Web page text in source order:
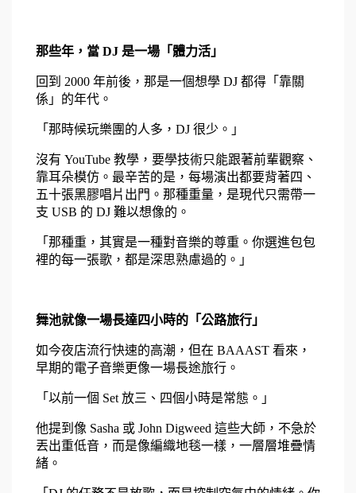
那些年，當 DJ 是一場「體力活」
回到 2000 年前後，那是一個想學 DJ 都得「靠關
係」的年代。
「那時候玩樂團的人多，DJ 很少。」
沒有 YouTube 教學，要學技術只能跟著前輩觀察、
靠耳朵模仿。最辛苦的是，每場演出都要背著四、
五十張黑膠唱片出門。那種重量，是現代只需帶一
支 USB 的 DJ 難以想像的。
「那種重，其實是一種對音樂的尊重。你選進包包
裡的每一張歌，都是深思熟慮過的。」
舞池就像一場長達四小時的「公路旅行」
如今夜店流行快速的高潮，但在 BAAAST 看來，
早期的電子音樂更像一場長途旅行。
「以前一個 Set 放三、四個小時是常態。」
他提到像 Sasha 或 John Digweed 這些大師，不急於
丟出重低音，而是像編織地毯一樣，一層層堆疊情
緒。